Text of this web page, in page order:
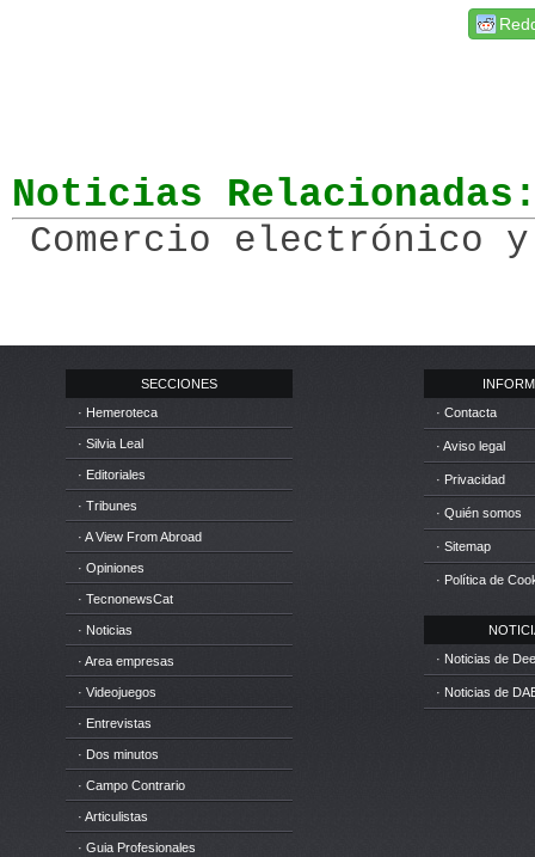
Noticias
Comercio electrónico
SECCIONES
· Hemeroteca
· Silvia Leal
· Editoriales
· Tribunes
· A View From Abroad
· Opiniones
· TecnonewsCat
· Noticias
· Area empresas
· Videojuegos
· Entrevistas
· Dos minutos
· Campo Contrario
· Articulistas
· Guia Profesionales
· Contacta
· Aviso legal
· Privacidad
· Quién somos
· Sitemap
· Política de
· Noticias de
· Noticias de